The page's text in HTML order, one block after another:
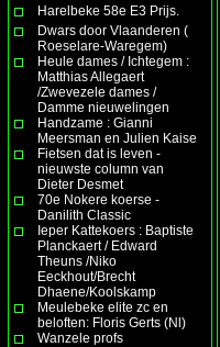
Harelbeke 58e E3 Prijs.
Dwars door Vlaanderen (
Roeselare-Waregem)
Heule dames / Ichtegem :
Matthias Allegaert
/Zwevezele dames /
Damme nieuwelingen
Handzame : Gianni
Meersman en Julien Kaise
Fietsen dat is leven -
nieuwste column van
Dieter Desmet
70e Nokere koerse -
Danilith Classic
Ieper Kattekoers : Baptiste
Planckaert / Edward
Theuns /Niko
Eeckhout/Brecht
Dhaene/Koolskamp
Meulebeke elite zc en
beloften: Floris Gerts (Nl)
Wanzele profs